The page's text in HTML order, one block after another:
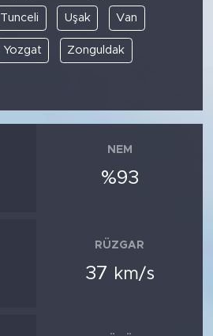
Tunceli Uşak Van
Yozgat Zonguldak
NEM
%93
RÜZGAR
37 km/s